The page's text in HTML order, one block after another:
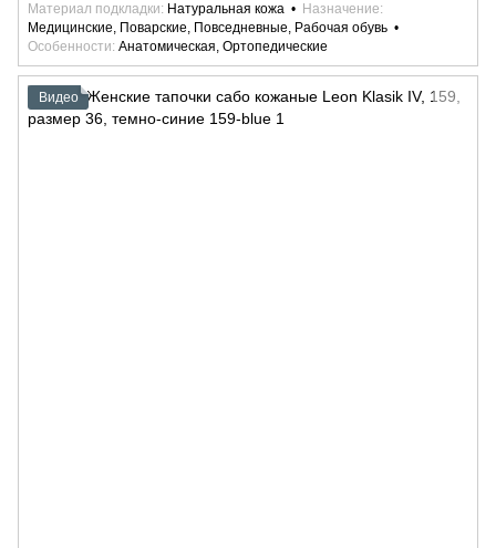
Материал подкладки
Натуральная кожа
Назначение
Медицинские, Поварские, Повседневные, Рабочая обувь
Особенности Анатомическая, Ортопедические
Видео